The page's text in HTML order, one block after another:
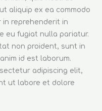
aliquip ex ea commodo
in reprehenderit in
eu fugiat nulla pariatur.
non proident, sunt in
id est laborum.
adipiscing elit,
ut labore et dolore